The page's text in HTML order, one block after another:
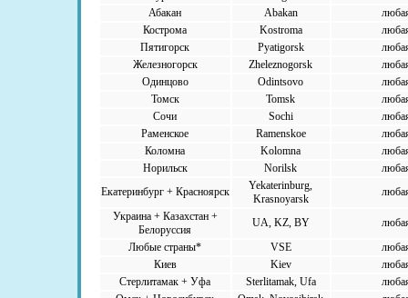
Абакан
Abakan
Кострома
Kostroma
Пятигорск
Pyatigorsk
Железногорск
Zheleznogorsk
Одинцово
Odintsovo
Томск
Tomsk
Сочи
Sochi
Раменское
Ramenskoe
Коломна
Kolomna
Норильск
Norilsk
Екатеринбург + Красноярск
Yekaterinburg,
Krasnoyarsk
Украина + Казахстан +
Белоруссия
UA, KZ, BY
Любые страны*
VSE
Киев
Kiev
Стерлитамак + Уфа
Sterlitamak, Ufa